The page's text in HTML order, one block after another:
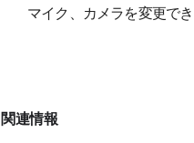
マイク、カメラを変更でき
関連情報